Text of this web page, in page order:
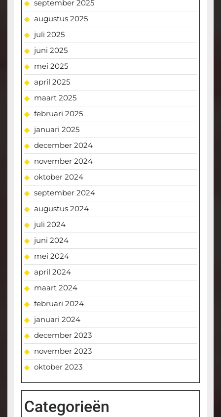
september 2025
augustus 2025
juli 2025
juni 2025
mei 2025
april 2025
maart 2025
februari 2025
januari 2025
december 2024
november 2024
oktober 2024
september 2024
augustus 2024
juli 2024
juni 2024
mei 2024
april 2024
maart 2024
februari 2024
januari 2024
december 2023
november 2023
oktober 2023
Categorieën